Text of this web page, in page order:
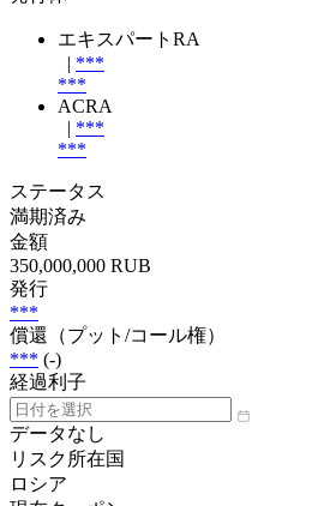
エキスパートRA
| ***
***
ACRA
| ***
***
ステータス
満期済み
金額
350,000,000 RUB
発行
***
償還（プット/コール権）
*** (-)
経過利子
データなし
リスク所在国
ロシア